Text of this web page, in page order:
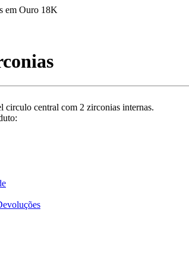
em Ouro 18K
circulo central com 2 zirconias internas.